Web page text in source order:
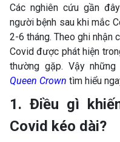
Các nghiên cứu gần
người bệnh sau khi mắc
2-6 tháng. Theo ghi nhận
Covid được phát hiện
thường gặp. Vậy
Queen Crown tìm hiểu
1. Điều gì
Covid kéo dài?